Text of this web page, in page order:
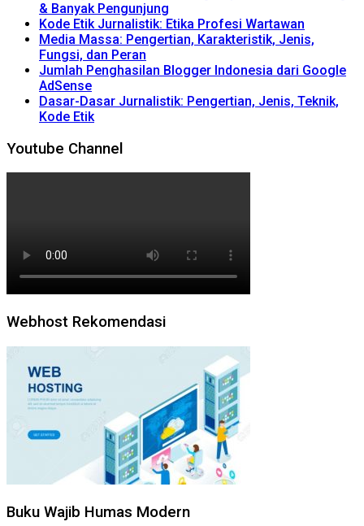
& Banyak Pengunjung
Kode Etik Jurnalistik: Etika Profesi Wartawan
Media Massa: Pengertian, Karakteristik, Jenis,
Fungsi, dan Peran
Jumlah Penghasilan Blogger Indonesia dari Google
AdSense
Dasar-Dasar Jurnalistik: Pengertian, Jenis, Teknik,
Kode Etik
Youtube Channel
Webhost Rekomendasi
Buku Wajib Humas Modern